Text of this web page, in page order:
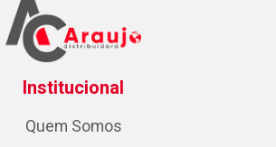
Institucional
Quem Somos